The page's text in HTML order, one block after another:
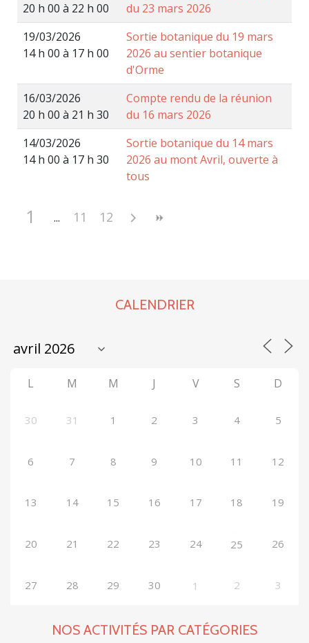
20 h 00 à 22 h 00
du 23 mars 2026
19/03/2026
14 h 00 à 17 h 00
Sortie botanique du 19 mars
2026 au sentier botanique
d'Orme
16/03/2026
20 h 00 à 21 h 30
Compte rendu de la réunion
du 16 mars 2026
14/03/2026
14 h 00 à 17 h 30
Sortie botanique du 14 mars
2026 au mont Avril, ouverte à
tous
1 11 12
CALENDRIER
L M M J V S D
30 31 1 2 3 4 5
6 7 8 9 10 11 12
13 14 15 16 17 18 19
20 21 22 23 24 25 26
27 28 29 30 1 2 3
NOS ACTIVITÉS PAR CATÉGORIES